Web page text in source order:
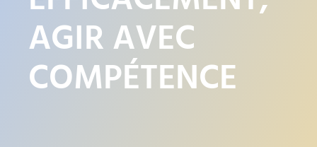
AGIR AVEC
COMPÉTENCE